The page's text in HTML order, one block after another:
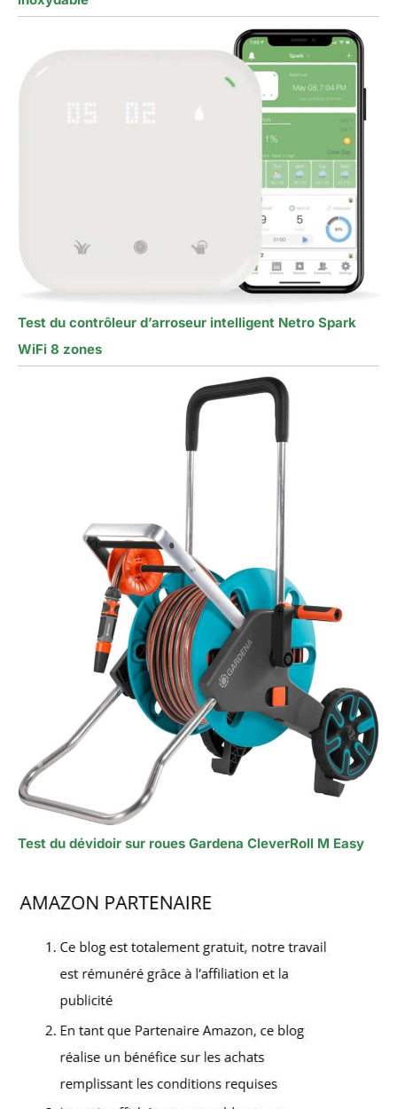
Test du contrôleur d’arroseur intelligent Netro Spark
WiFi 8 zones
Test du dévidoir sur roues Gardena CleverRoll M Easy